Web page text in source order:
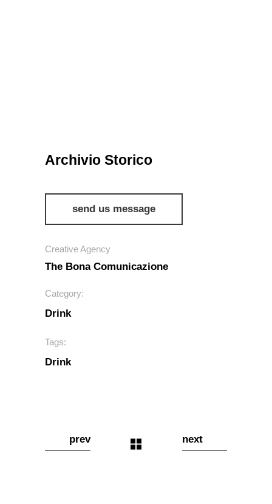
Archivio Storico
send us message
Creative Agency
The Bona Comunicazione
Category:
Drink
Tags:
Drink
prev next